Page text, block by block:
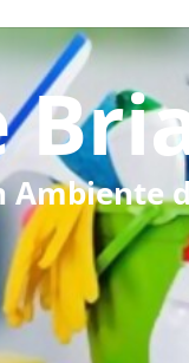
Ambiente